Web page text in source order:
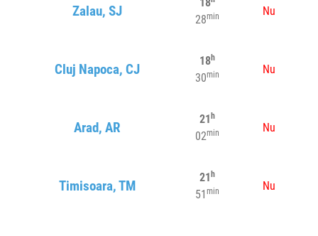
Zalau, SJ
18
28min Nu
Cluj Napoca, CJ
18h
30min Nu
Arad, AR
21 h
02min Nu
Timisoara, TM
21 h
51 min Nu